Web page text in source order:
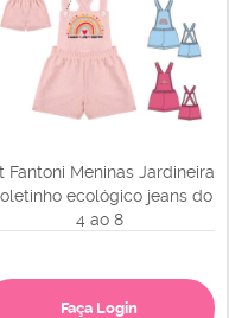
Fantoni Meninas Jardineira
ecológico jeans do
4 ao 8
Faça Login